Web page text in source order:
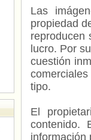
Las
propiedad
reproducen
lucro. Por
cuestión
tipo.
El
contenido.
información